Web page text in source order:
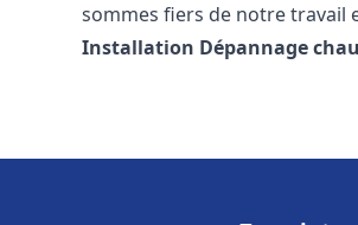
sommes fiers de notre travail
Installation Dépannage